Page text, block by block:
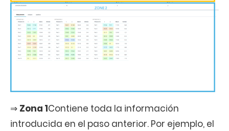
⇒ Zona 1Contiene toda la información
introducida en el paso anterior. Por ejemplo, el